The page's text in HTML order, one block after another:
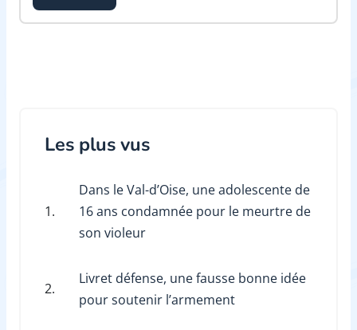
Les plus vus
1.
Dans le Val-d’Oise, une adolescente de
16 ans condamnée pour le meurtre de
son violeur
2.
Livret défense, une fausse bonne idée
pour soutenir l’armement